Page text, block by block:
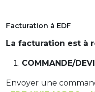
Facturation à EDF
La facturation est à
COMMANDE/
Envoyer une